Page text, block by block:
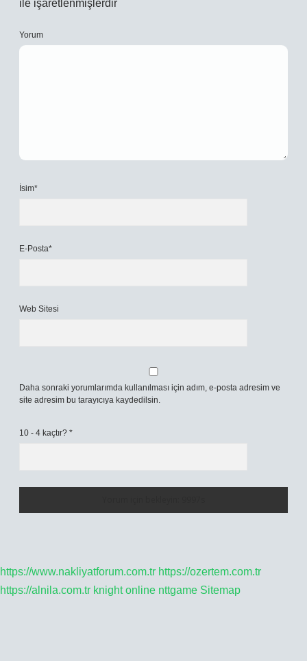
ile işaretlenmişlerdir
Yorum
İsim*
E-Posta*
Web Sitesi
Daha sonraki yorumlarımda kullanılması için adım, e-posta adresim ve
site adresim bu tarayıcıya kaydedilsin.
10 - 4 kaçtır? *
https://www.nakliyatforum.com.tr https://ozertem.com.tr
https://alnila.com.tr knight online nttgame Sitemap